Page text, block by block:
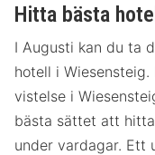
Hitta bästa
I Augusti kan du ta
hotell i
vistelse i
bästa sättet att
under vardagar. Ett